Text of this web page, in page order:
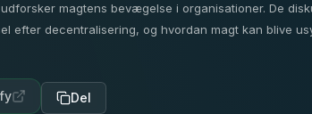
magtens bevægelse i organisationer. De
efter decentralisering, og hvordan magt kan blive
Del